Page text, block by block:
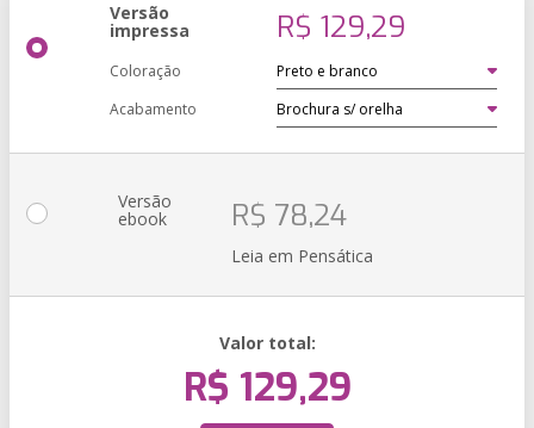
Versão
impressa R$ 129,29
Coloração
Acabamento
Versão
ebook R$ 78,24
Leia em Pensática
Valor total:
R$ 129,29